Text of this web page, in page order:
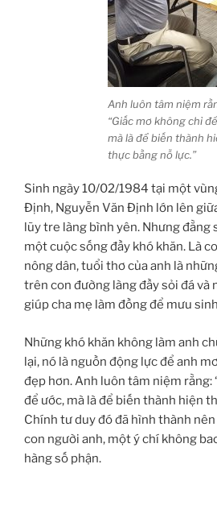
Anh luôn tâm niệm
“Giấc mơ không chỉ
mà là để biến thành
thực bằng nỗ lực.”
Sinh ngày 10/02/1984 tại một
Định, Nguyễn Văn Định lớn lên
lũy tre làng bình yên. Nhưng đằng
một cuộc sống đầy khó khăn. Là
nông dân, tuổi thơ của anh là
trên con đường làng đầy sỏi đá và
giúp cha mẹ làm đồng để mưu
Những khó khăn không làm anh
lại, nó là nguồn động lực để anh
đẹp hơn. Anh luôn tâm niệm rằng:
để ước, mà là để biến thành hiện
Chính tư duy đó đã hình thành
con người anh, một ý chí không
hàng số phận.